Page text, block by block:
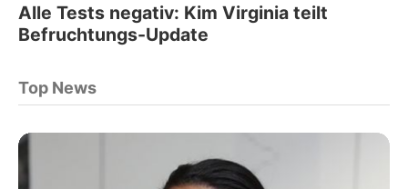
Alle Tests negativ: Kim Virginia teilt
Befruchtungs-Update
Top News